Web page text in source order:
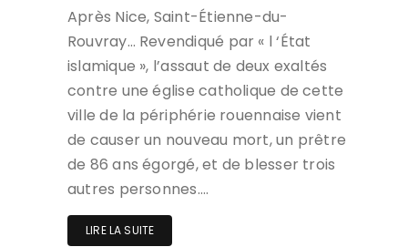
Après Nice, Saint-Étienne-du-
Rouvray… Revendiqué par « l ‘État
islamique », l’assaut de deux exaltés
contre une église catholique de cette
ville de la périphérie rouennaise vient
de causer un nouveau mort, un prêtre
de 86 ans égorgé, et de blesser trois
autres personnes….
LIRE LA SUITE